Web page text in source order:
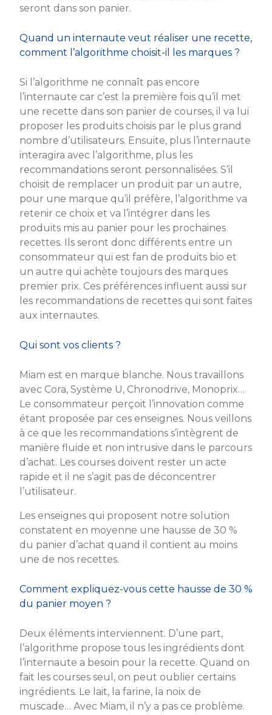
seront dans son panier.
Quand un internaute veut réaliser une recette,
comment l’algorithme choisit-il les marques ?
Si l’algorithme ne connaît pas encore
l’internaute car c’est la première fois qu’il met
une recette dans son panier de courses, il va lui
proposer les produits choisis par le plus grand
nombre d’utilisateurs. Ensuite, plus l’internaute
interagira avec l’algorithme, plus les
recommandations seront personnalisées. S’il
choisit de remplacer un produit par un autre,
pour une marque qu’il préfère, l’algorithme va
retenir ce choix et va l’intégrer dans les
produits mis au panier pour les prochaines
recettes. Ils seront donc différents entre un
consommateur qui est fan de produits bio et
un autre qui achète toujours des marques
premier prix. Ces préférences influent aussi sur
les recommandations de recettes qui sont faites
aux internautes.
Qui sont vos clients ?
Miam est en marque blanche. Nous travaillons
avec Cora, Système U, Chronodrive, Monoprix…
Le consommateur perçoit l’innovation comme
étant proposée par ces enseignes. Nous veillons
à ce que les recommandations s’intègrent de
manière fluide et non intrusive dans le parcours
d’achat. Les courses doivent rester un acte
rapide et il ne s’agit pas de déconcentrer
l’utilisateur.
Les enseignes qui proposent notre solution
constatent en moyenne une hausse de 30 %
du panier d’achat quand il contient au moins
une de nos recettes.
Comment expliquez-vous cette hausse de 30 %
du panier moyen ?
Deux éléments interviennent. D’une part,
l’algorithme propose tous les ingrédients dont
l’internaute a besoin pour la recette. Quand on
fait les courses seul, on peut oublier certains
ingrédients. Le lait, la farine, la noix de
muscade… Avec Miam, il n’y a pas ce problème.